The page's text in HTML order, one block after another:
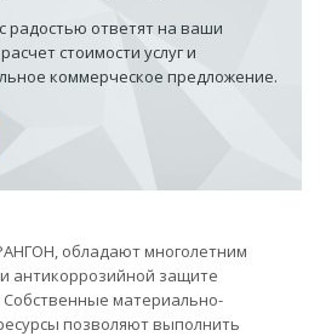
ответят на ваши
стоимости услуг и
коммерческое предложение.
обладают многолетним
антикоррозийной защите
материально-
позволяют выполнить